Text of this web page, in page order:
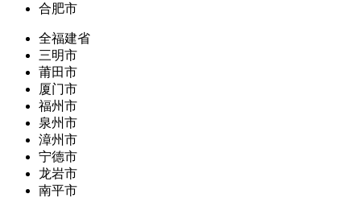
合肥市
全福建省
三明市
莆田市
厦门市
福州市
泉州市
漳州市
宁德市
龙岩市
南平市